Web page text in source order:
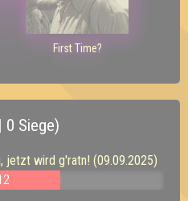
First Time?
0 Siege)
jetzt wird g'ratn! (09.09.2025)